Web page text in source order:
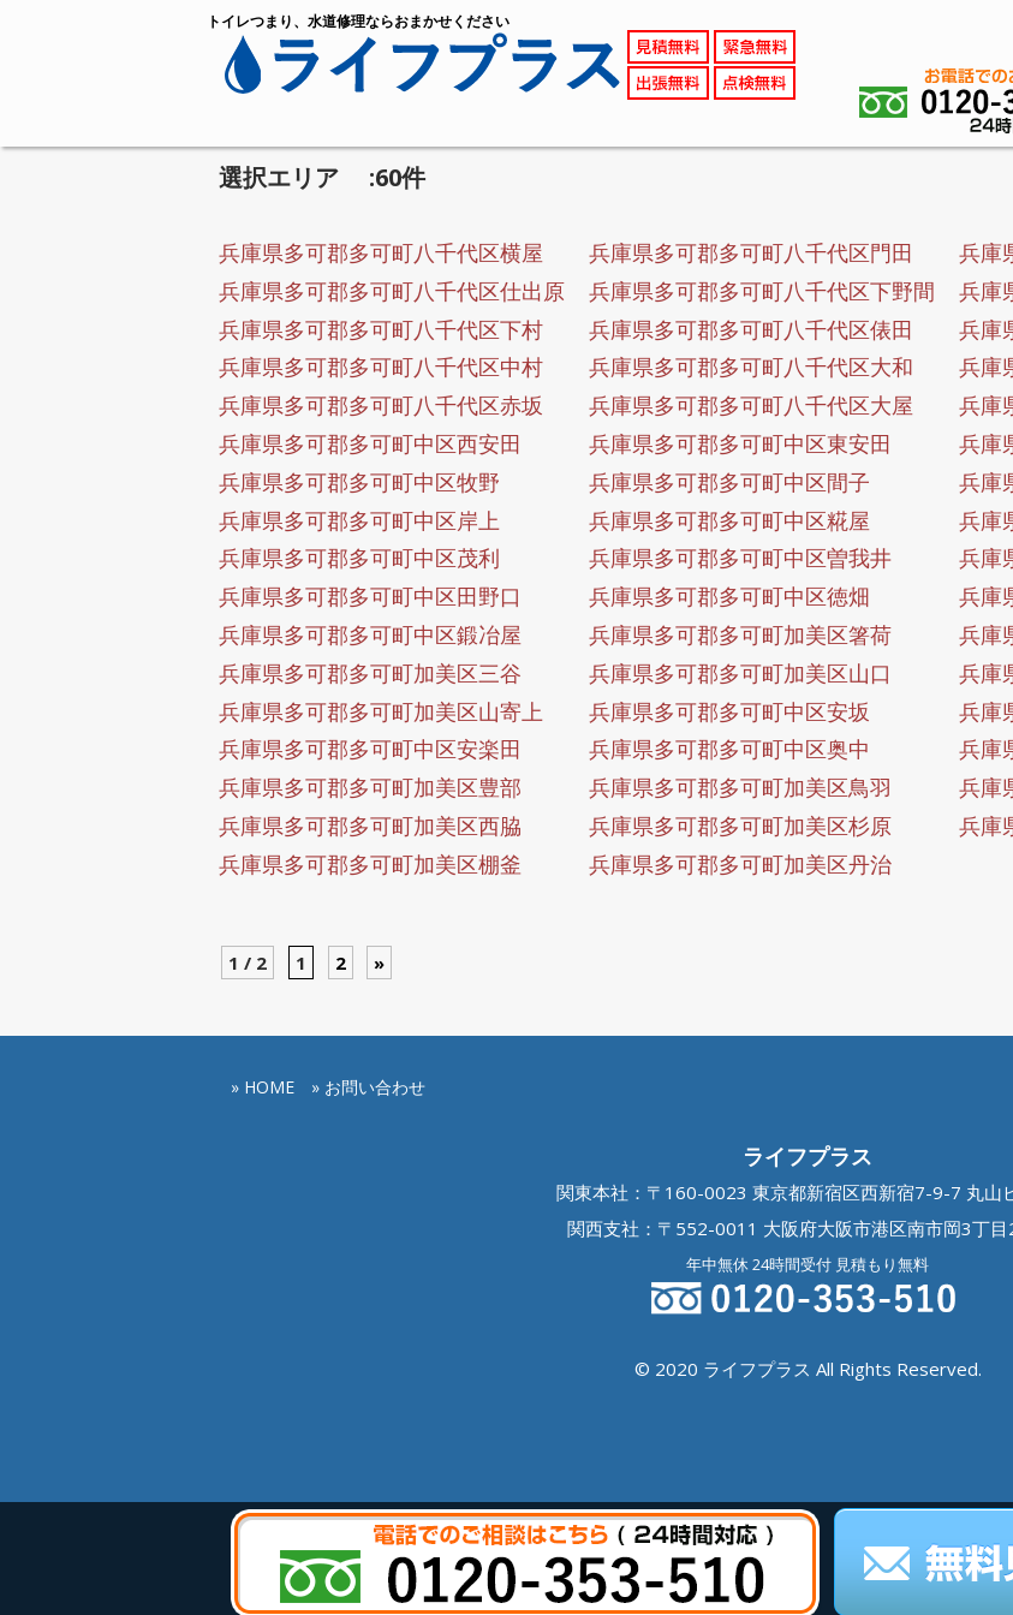
トイレつまり、水道修理ならおまかせください
選択エリア :60件
兵庫県多可郡多可町八千代区横屋 兵庫県多可郡多可町八千代区門田
兵庫
兵庫県多可郡多可町八千代区仕出原
兵庫県多可郡多可町八千代区下野間
兵庫
兵庫県多可郡多可町八千代区下村
兵庫県多可郡多可町八千代区俵田
兵庫
兵庫県多可郡多可町八千代区中村
兵庫県多可郡多可町八千代区大和
兵庫
兵庫県多可郡多可町八千代区赤坂
兵庫県多可郡多可町八千代区大屋
兵庫
兵庫県多可郡多可町中区西安田
兵庫県多可郡多可町中区東安田
兵庫
兵庫県多可郡多可町中区牧野
兵庫県多可郡多可町中区間子
兵庫
兵庫県多可郡多可町中区岸上
兵庫県多可郡多可町中区糀屋
兵庫
兵庫県多可郡多可町中区茂利
兵庫県多可郡多可町中区曽我井
兵庫
兵庫県多可郡多可町中区田野口
兵庫県多可郡多可町中区徳畑
兵庫
兵庫県多可郡多可町中区鍛冶屋
兵庫県多可郡多可町加美区箸荷
兵庫
兵庫県多可郡多可町加美区三谷
兵庫県多可郡多可町加美区山口
兵庫
兵庫県多可郡多可町加美区山寄上
兵庫県多可郡多可町中区安坂
兵庫
兵庫県多可郡多可町中区安楽田
兵庫県多可郡多可町中区奥中
兵庫
兵庫県多可郡多可町加美区豊部
兵庫県多可郡多可町加美区鳥羽
兵庫
兵庫県多可郡多可町加美区西脇
兵庫県多可郡多可町加美区杉原
兵庫
兵庫県多可郡多可町加美区棚釜
兵庫県多可郡多可町加美区丹治
1 / 2 1 2 »
» HOME » お問い合わせ
ライフプラス
関東本社：〒160-0023 東京都新宿区西新宿7-9-7 丸山
関西支社：〒552-0011 大阪府大阪市港区南市岡3丁
年中無休 24時間受付 見積もり無料
© 2020 ライフプラス All Rights Reserved.